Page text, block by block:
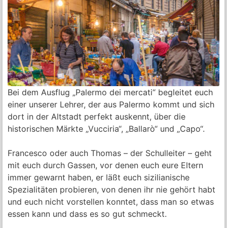
Bei dem Ausflug „Palermo dei mercati“ begleitet euch
einer unserer Lehrer, der aus Palermo kommt und sich
dort in der Altstadt perfekt auskennt, über die
historischen Märkte „Vucciria“, „Ballarò“ und „Capo“.
Francesco oder auch Thomas – der Schulleiter – geht
mit euch durch Gassen, vor denen euch eure Eltern
immer gewarnt haben, er läßt euch sizilianische
Spezialitäten probieren, von denen ihr nie gehört habt
und euch nicht vorstellen konntet, dass man so etwas
essen kann und dass es so gut schmeckt.